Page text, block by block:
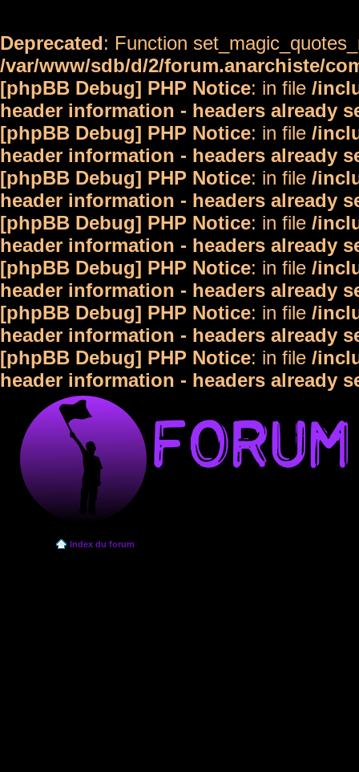
Deprecated: Function
/var/www/sdb/d/2/forum.anarchiste/
[phpBB Debug] PHP Notice: in file /
header information - headers already
[phpBB Debug] PHP Notice: in file /
header information - headers already
[phpBB Debug] PHP Notice: in file /
header information - headers already
[phpBB Debug] PHP Notice: in file /
header information - headers already
[phpBB Debug] PHP Notice: in file /
header information - headers already
[phpBB Debug] PHP Notice: in file /
header information - headers already
[phpBB Debug] PHP Notice: in file /
header information - headers already
Index du forum